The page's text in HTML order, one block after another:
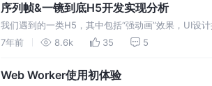
序列帧&一镜到底H5开发实现分析
我们遇到的一类H5，其中包括“强动画”效果，UI设
列帧动画，会存在图片文件大，移动端失真以及安
7年前 8.6k 35 5
Web Worker使用初体验